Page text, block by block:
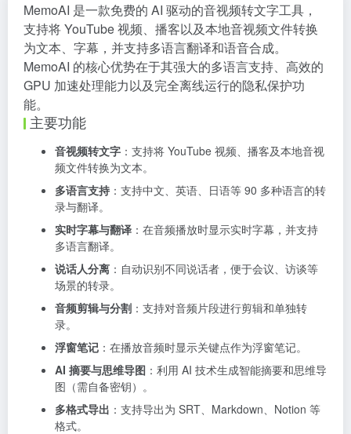
MemoAI 是一款免费的 AI 驱动的音视频转文字工具，
支持将 YouTube 视频、播客以及本地音视频文件转换
为文本、字幕，并支持多语言翻译和语音合成。
MemoAI 的核心优势在于其强大的多语言支持、高效的
GPU 加速处理能力以及完全离线运行的隐私保护功
能。
主要功能
音视频转文字 ：支持将 YouTube 视频、播客及本地音视
频文件转换为文本。
多语言支持 ：支持中文、英语、日语等 90 多种语言的转
录与翻译。
实时字幕与翻译 ：在音频播放时显示实时字幕，并支持
多语言翻译。
说话人分离 ：自动识别不同说话者，便于会议、访谈等
场景的转录。
音频剪辑与分割 ：支持对音频片段进行剪辑和单独转
录。
浮窗笔记 ：在播放音频时显示关键点作为浮窗笔记。
AI 摘要与思维导图 ：利用 AI 技术生成智能摘要和思维导
图（需自备密钥）。
多格式导出 ：支持导出为 SRT、Markdown、Notion 等
格式。